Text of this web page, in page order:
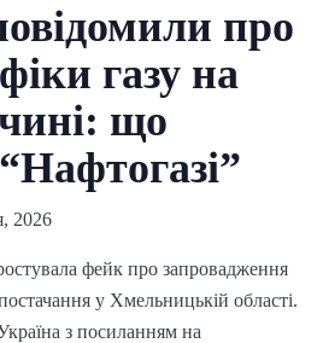
про
газу на
що
2026
фейк про запровадження
у Хмельницькій області.
з посиланням на